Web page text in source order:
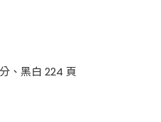
、黑白 224 頁